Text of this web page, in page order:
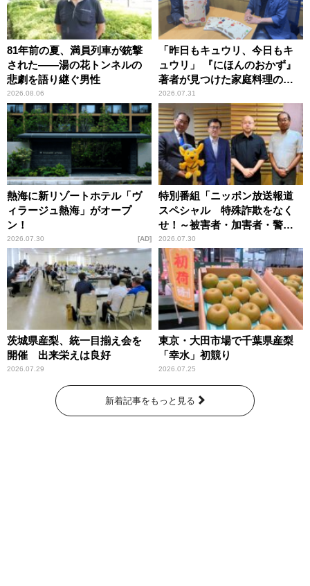
81年前の夏、満員列車が銃撃
された――湯の花トンネルの
悲劇を語り継ぐ男性
2026.08.06
「昨日もキュウリ、今日もキ
ュウリ」 『にほんのおかず』
著者が見つけた家庭料理の知
恵
2026.07.31
熱海に新リゾートホテル「ヴ
ィラージュ熱海」がオープ
ン！
2026.07.30 AD
特別番組「ニッポン放送報道
スペシャル 特殊詐欺をなく
せ！～被害者・加害者・警視
庁が語るトクリュウの実態
～」放送
2026.07.30
茨城県産梨、統一目揃え会を
開催 出来栄えは良好
2026.07.29
東京・大田市場で千葉県産梨
「幸水」初競り
2026.07.25
新着記事をもっと見る